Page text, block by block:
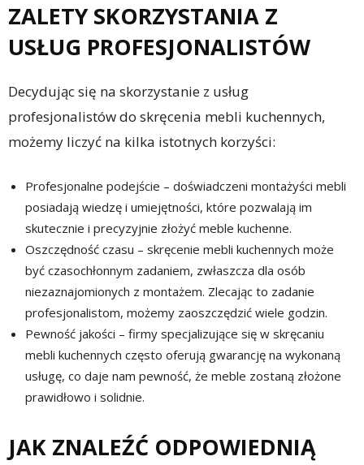
ZALETY SKORZYSTANIA Z
USŁUG PROFESJONALISTÓW
Decydując się na skorzystanie z usług
profesjonalistów do skręcenia mebli kuchennych,
możemy liczyć na kilka istotnych korzyści:
Profesjonalne podejście – doświadczeni montażyści mebli
posiadają wiedzę i umiejętności, które pozwalają im
skutecznie i precyzyjnie złożyć meble kuchenne.
Oszczędność czasu – skręcenie mebli kuchennych może
być czasochłonnym zadaniem, zwłaszcza dla osób
niezaznajomionych z montażem. Zlecając to zadanie
profesjonalistom, możemy zaoszczędzić wiele godzin.
Pewność jakości – firmy specjalizujące się w skręcaniu
mebli kuchennych często oferują gwarancję na wykonaną
usługę, co daje nam pewność, że meble zostaną złożone
prawidłowo i solidnie.
JAK ZNALEŹĆ ODPOWIEDNIĄ